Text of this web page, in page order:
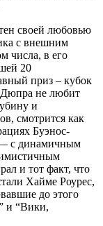
своей любовью
с внешним
числа, в его
20
приз – кубок
Дюпра не любит
и
смотрится как
Буэнос-
с динамичным
и тот факт, что
Хайме Роурес,
до этого
и “Вики,